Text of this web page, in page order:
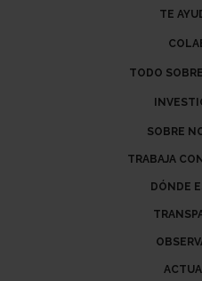
TE
TODO
SOBRE
TRABAJA
DÓNDE